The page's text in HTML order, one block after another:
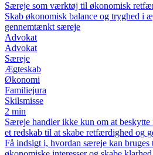
Særeje som værktøj til økonomisk
Skab økonomisk balance og tryghed i
gennemtænkt særeje
Advokat
Advokat
Særeje
Ægteskab
Økonomi
Familiejura
Skilsmisse
2 min
Særeje handler ikke kun om at
et redskab til at skabe retfærdighed og
Få indsigt i, hvordan særeje kan bruges